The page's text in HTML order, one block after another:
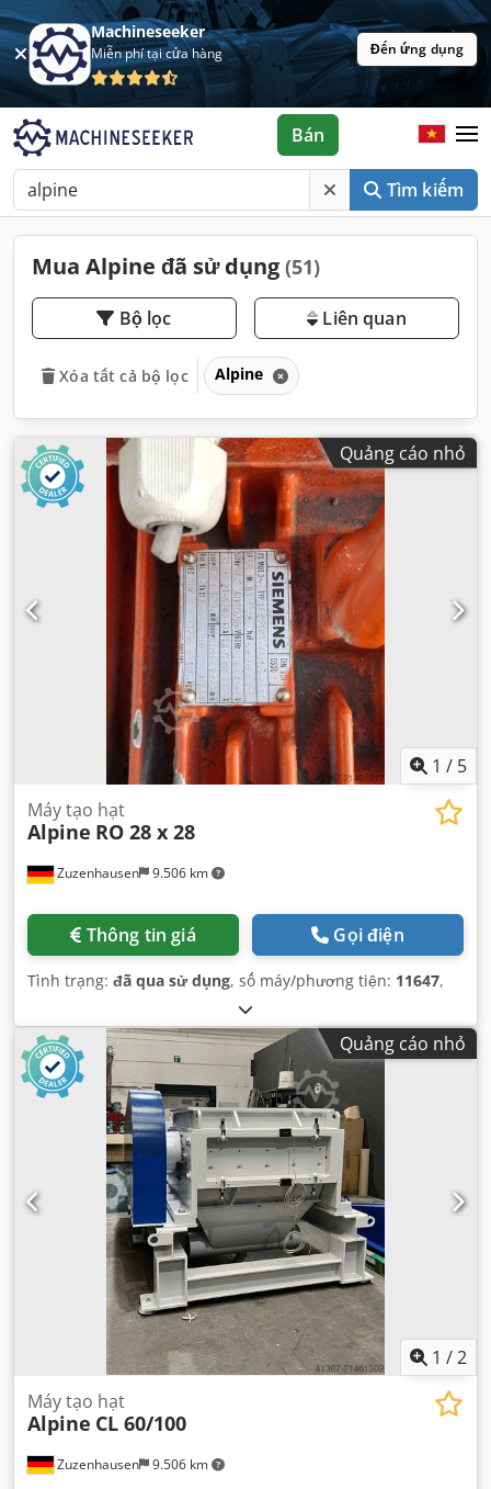
Machineseeker
Miễn phí tại cửa hàng Đến ứng dụng
Tìm kiếm
Bán
Mua Alpine đã sử dụng (51)
Bộ lọc Liên quan
Xóa tất cả bộ lọc Alpine
Quảng cáo nhỏ
1 / 5
Zuzenhausen 9.506 km
Máy tạo hạt
Alpine RO 28 x 28
Thông tin giá Gọi điện
Tình trạng: đã qua sử dụng, số máy/phương tiện: 11647,
Quảng cáo nhỏ
1 /2
Zuzenhausen 9.506 km
Máy tạo hạt
Alpine CL 60/100